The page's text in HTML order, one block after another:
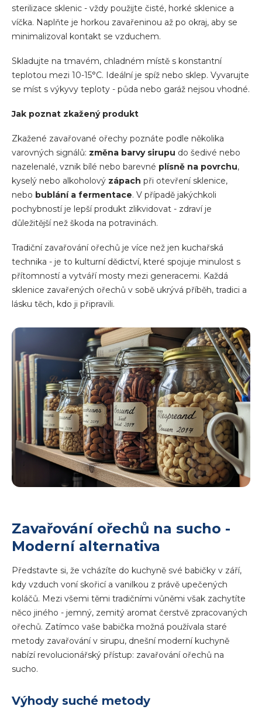
sterilizace sklenic - vždy použijte čisté, horké sklenice a
víčka. Naplňte je horkou zavařeninou až po okraj, aby se
minimalizoval kontakt se vzduchem.
Skladujte na tmavém, chladném místě s konstantní
teplotou mezi 10-15°C. Ideální je spíž nebo sklep. Vyvarujte
se míst s výkyvy teploty - půda nebo garáž nejsou vhodné.
Jak poznat zkažený produkt
Zkažené zavařované ořechy poznáte podle několika
varovných signálů: změna barvy sirupu do šedivé nebo
nazelenalé, vznik bílé nebo barevné plísně na povrchu,
kyselý nebo alkoholový zápach při otevření sklenice,
nebo bublání a fermentace. V případě jakýchkoli
pochybností je lepší produkt zlikvidovat - zdraví je
důležitější než škoda na potravinách.
Tradiční zavařování ořechů je více než jen kuchařská
technika - je to kulturní dědictví, které spojuje minulost s
přítomností a vytváří mosty mezi generacemi. Každá
sklenice zavařených ořechů v sobě ukrývá příběh, tradici a
lásku těch, kdo ji připravili.
Zavařování ořechů na sucho -
Moderní alternativa
Představte si, že vcházíte do kuchyně své babičky v září,
kdy vzduch voní skořicí a vanilkou z právě upečených
koláčů. Mezi všemi těmi tradičními vůněmi však zachytíte
něco jiného - jemný, zemitý aromat čerstvě zpracovaných
ořechů. Zatímco vaše babička možná používala staré
metody zavařování v sirupu, dnešní moderní kuchyně
nabízí revolucionářský přístup: zavařování ořechů na
sucho.
Výhody suché metody